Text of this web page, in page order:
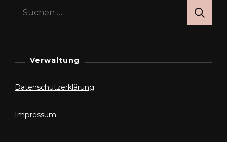
Suchen
Verwaltung
Datenschutzerklärung
Impressum